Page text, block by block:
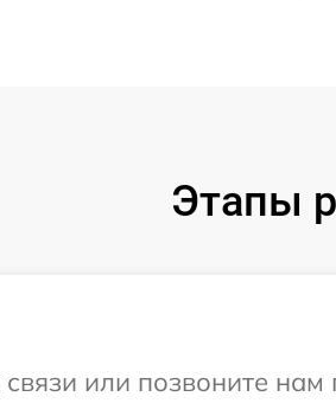
Этапы
или позвоните